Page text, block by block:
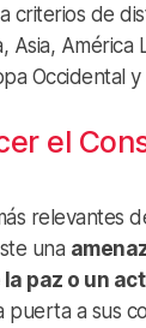
criterios de
Asia, América
Occidental
el
relevantes
una
paz o un
puerta a sus